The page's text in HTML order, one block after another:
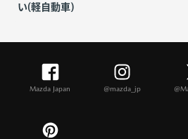
い(軽自動車)
Mazda Japan @mazda_jp